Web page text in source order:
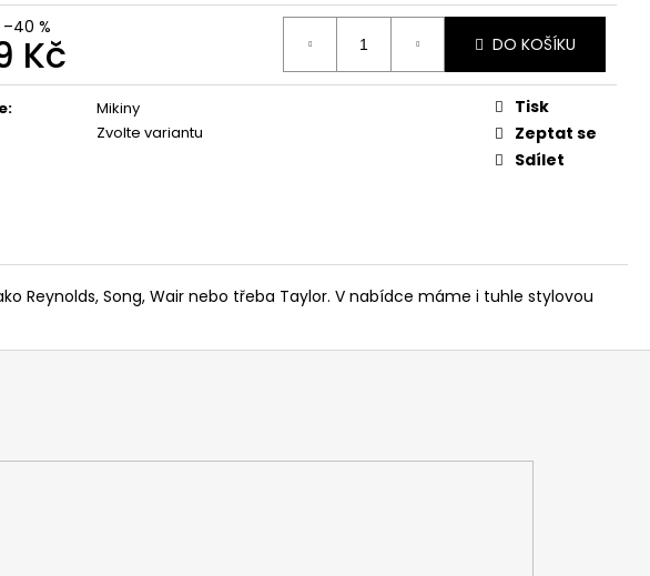
–40 %
Kč DO KOŠÍKU
:
Mikiny
Zvolte variantu
Tisk
Zeptat se
Sdílet
Reynolds, Song, Wair nebo třeba Taylor. V nabídce máme i tuhle stylovou